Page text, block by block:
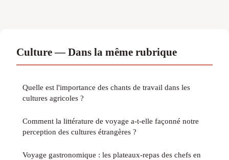
Culture — Dans la même rubrique
Quelle est l'importance des chants de travail dans les
cultures agricoles ?
Comment la littérature de voyage a-t-elle façonné notre
perception des cultures étrangères ?
Voyage gastronomique : les plateaux-repas des chefs en